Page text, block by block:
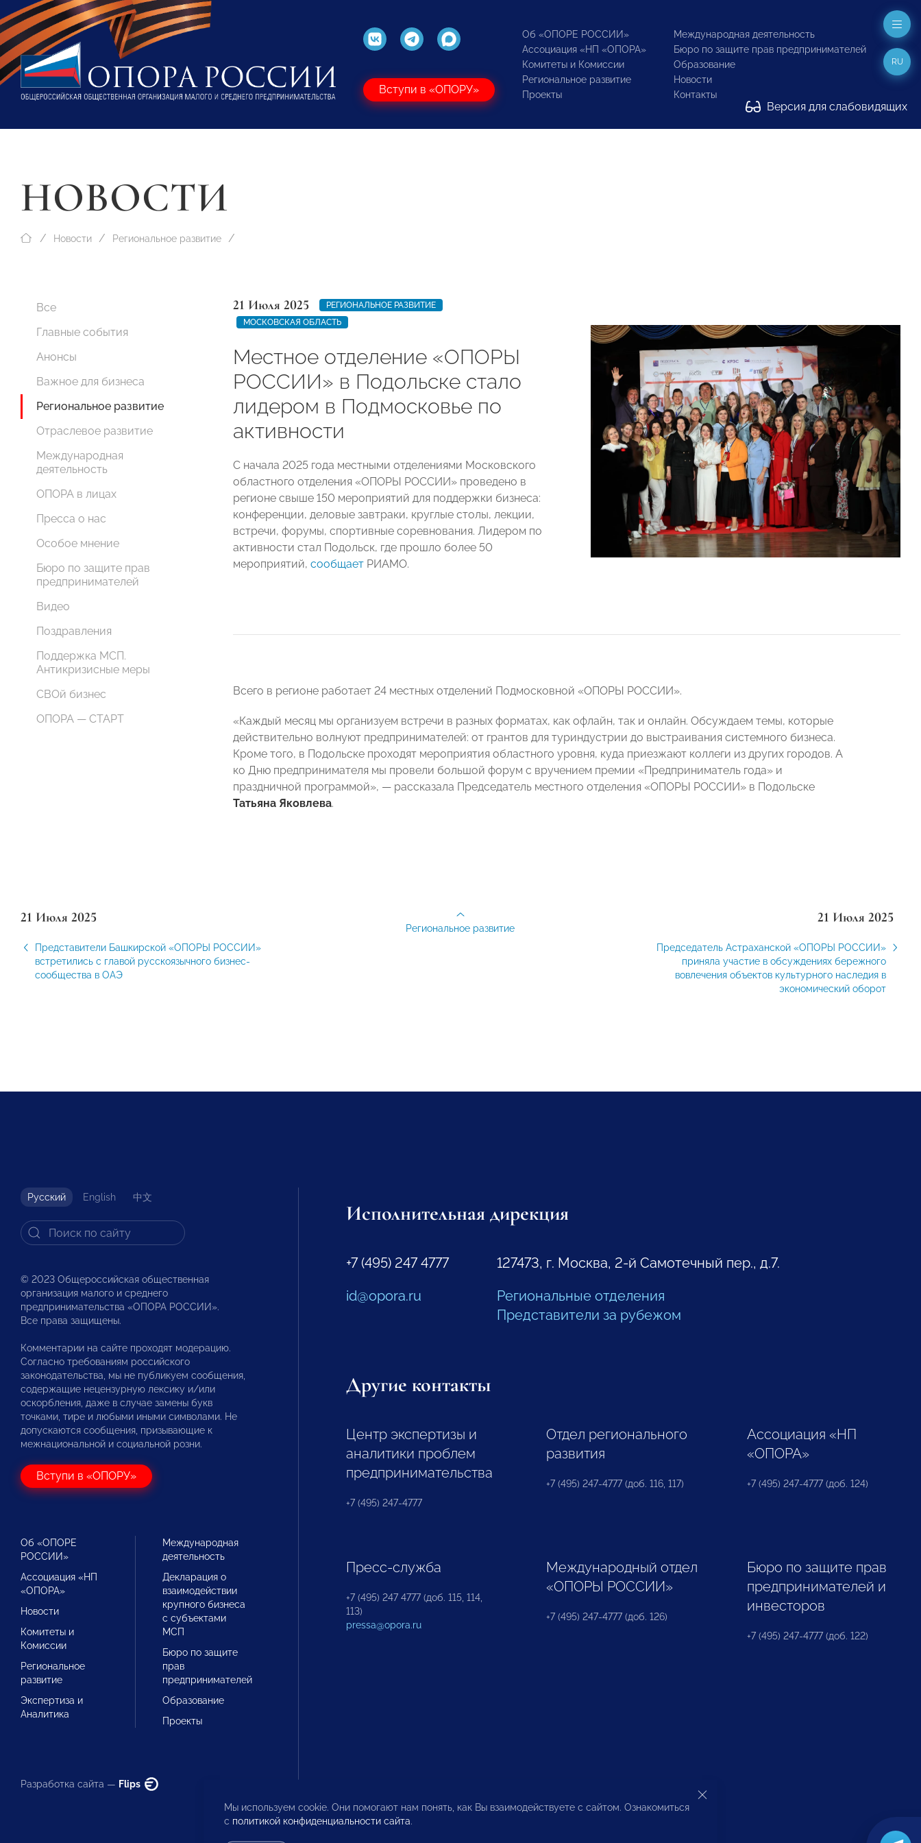
Вступи в «ОПОРУ»
Об «ОПОРЕ РОССИИ»
Ассоциация «НП «ОПОРА»
Комитеты и Комиссии
Региональное развитие
Проекты
Международная деятельность
Бюро по защите прав предпринимателей
Образование
Новости
Контакты
Версия для слабовидящих
RU
НОВОСТИ
Новости Региональное развитие
Все
Главные события
Анонсы
Важное для бизнеса
Региональное развитие
Отраслевое развитие
Международная
деятельность
ОПОРА в лицах
Пресса о нас
Особое мнение
Бюро по защите прав
предпринимателей
Видео
Поздравления
Поддержка МСП.
Антикризисные меры
СВОй бизнес
ОПОРА — СТАРТ
21 Июля 2025
РЕГИОНАЛЬНОЕ РАЗВИТИЕ
МОСКОВСКАЯ ОБЛАСТЬ
Местное отделение «ОПОРЫ
РОССИИ» в Подольске стало
лидером в Подмосковье по
активности
С начала 2025 года местными отделениями Московского
областного отделения «ОПОРЫ РОССИИ» проведено в
регионе свыше 150 мероприятий для поддержки бизнеса:
конференции, деловые завтраки, круглые столы, лекции,
встречи, форумы, спортивные соревнования. Лидером по
активности стал Подольск, где прошло более 50
мероприятий, сообщает РИАМО.
Всего в регионе работает 24 местных отделений Подмосковной «ОПОРЫ РОССИИ».
«Каждый месяц мы организуем встречи в разных форматах, как офлайн, так и онлайн. Обсуждаем темы, которые
действительно волнуют предпринимателей: от грантов для туриндустрии до выстраивания системного бизнеса.
Кроме того, в Подольске проходят мероприятия областного уровня, куда приезжают коллеги из других городов. А
ко Дню предпринимателя мы провели большой форум с вручением премии «Предприниматель года» и
праздничной программой», — рассказала Председатель местного отделения «ОПОРЫ РОССИИ» в Подольске
Татьяна Яковлева.
21 Июля 2025
Представители Башкирской «ОПОРЫ РОССИИ»
встретились с главой русскоязычного бизнес-
сообщества в ОАЭ
21 Июля 2025
Председатель Астраханской «ОПОРЫ РОССИИ»
приняла участие в обсуждениях бережного
вовлечения объектов культурного наследия в
экономический оборот
Региональное развитие
Русский English 中文
© 2023 Общероссийская общественная
организация малого и среднего
предпринимательства «ОПОРА РОССИИ».
Все права защищены.
Комментарии на сайте проходят модерацию.
Согласно требованиям российского
законодательства, мы не публикуем сообщения,
содержащие нецензурную лексику и/или
оскорбления, даже в случае замены букв
точками, тире и любыми иными символами. Не
допускаются сообщения, призывающие к
межнациональной и социальной розни.
Вступи в «ОПОРУ»
Об «ОПОРЕ
РОССИИ»
Ассоциация «НП
«ОПОРА»
Новости
Комитеты и
Комиссии
Региональное
развитие
Экспертиза и
Аналитика
Международная
деятельность
Декларация о
взаимодействии
крупного бизнеса
с субъектами
МСП
Бюро по защите
прав
предпринимателей
Образование
Проекты
Разработка сайта — Flips
Исполнительная дирекция
+7 (495) 247 4777
id@opora.ru
127473, г. Москва, 2-й Самотечный пер., д.7.
Региональные отделения
Представители за рубежом
Другие контакты
Центр экспертизы и
аналитики проблем
предпринимательства
+7 (495) 247-4777
Отдел регионального
развития
+7 (495) 247-4777 (доб. 116, 117)
Ассоциация «НП
«ОПОРА»
+7 (495) 247-4777 (доб. 124)
Пресс-служба
+7 (495) 247 4777 (доб. 115, 114,
113)
pressa@opora.ru
Международный отдел
«ОПОРЫ РОССИИ»
+7 (495) 247-4777 (доб. 126)
Бюро по защите прав
предпринимателей и
инвесторов
+7 (495) 247-4777 (доб. 122)
Мы используем cookie. Они помогают нам понять, как Вы взаимодействуете с сайтом. Ознакомиться
с политикой конфиденциальности сайта.